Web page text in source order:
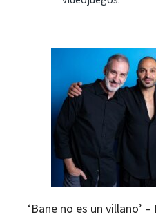
‘Bane no es un villano’